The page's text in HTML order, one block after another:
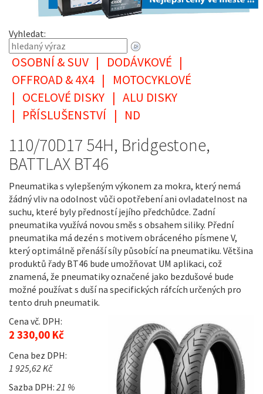
Vyhledat:
OSOBNÍ & SUV | DODÁVKOVÉ |
OFFROAD & 4X4 |
MOTOCYKLOVÉ
| OCELOVÉ DISKY | ALU DISKY
| PŘÍSLUŠENSTVÍ | ND
110/70D17 54H, Bridgestone,
BATTLAX BT46
Pneumatika s vylepšeným výkonem za mokra, který nemá
žádný vliv na odolnost vůči opotřebení ani ovladatelnost na
suchu, které byly předností jejího předchůdce. Zadní
pneumatika využívá novou směs s obsahem siliky. Přední
pneumatika má dezén s motivem obráceného písmene V,
který optimálně přenáší síly působící na pneumatiku. Většina
produktů řady BT46 bude umožňovat UM aplikaci, což
znamená, že pneumatiky označené jako bezdušové bude
možné používat s duší na specifických ráfcích určených pro
tento druh pneumatik.
Cena vč. DPH:
2 330,00 Kč
Cena bez DPH:
1 925,62 Kč
Sazba DPH: 21 %